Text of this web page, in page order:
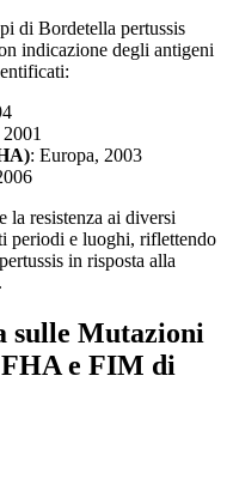
di Bordetella pertussis
indicazione degli antigeni
: Europa, 2003
la resistenza ai diversi
periodi e luoghi, riflettendo
in risposta alla
sulle Mutazioni
e FIM di